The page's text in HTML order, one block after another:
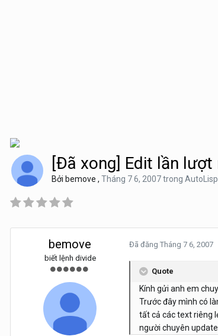
[Đã xong] Edit lần lượt
Bởi bemove , Tháng 7 6, 2007trong AutoLisp
bemove
biết lệnh divide
Đã đăng Tháng 7 6, 2007
Quote
Kính gửi anh em
Trước đây mình có
tất cả các text riêng
người chuyên update